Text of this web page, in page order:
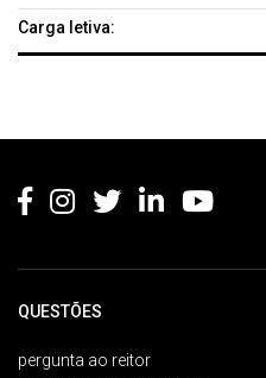
Carga letiva:
QUESTÕES
pergunta ao reitor